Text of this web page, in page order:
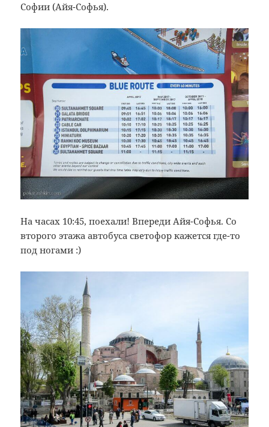
Софии (Айя-Софья).
На часах 10:45, поехали! Впереди Айя-Софья. Со
второго этажа автобуса светофор кажется где-то
под ногами :)